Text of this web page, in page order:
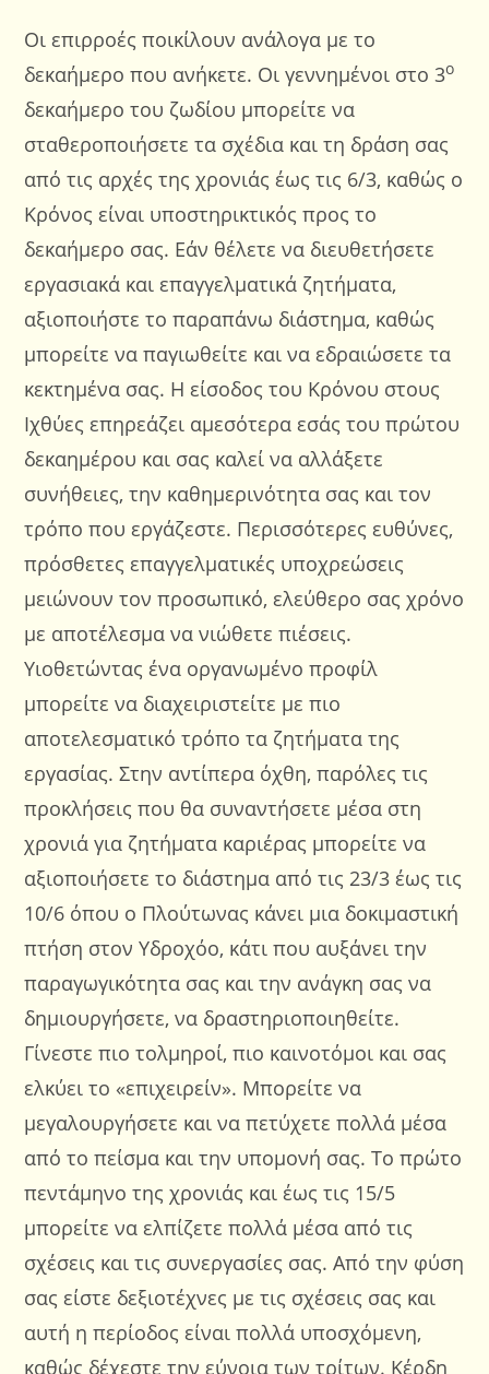
Οι επιρροές ποικίλουν ανάλογα με το
δεκαήμερο που ανήκετε. Οι γεννημένοι στο 3ο
δεκαήμερο του ζωδίου μπορείτε να
σταθεροποιήσετε τα σχέδια και τη δράση σας
από τις αρχές της χρονιάς έως τις 6/3, καθώς ο
Κρόνος είναι υποστηρικτικός προς το
δεκαήμερο σας. Εάν θέλετε να διευθετήσετε
εργασιακά και επαγγελματικά ζητήματα,
αξιοποιήστε το παραπάνω διάστημα, καθώς
μπορείτε να παγιωθείτε και να εδραιώσετε τα
κεκτημένα σας. Η είσοδος του Κρόνου στους
Ιχθύες επηρεάζει αμεσότερα εσάς του πρώτου
δεκαημέρου και σας καλεί να αλλάξετε
συνήθειες, την καθημερινότητα σας και τον
τρόπο που εργάζεστε. Περισσότερες ευθύνες,
πρόσθετες επαγγελματικές υποχρεώσεις
μειώνουν τον προσωπικό, ελεύθερο σας χρόνο
με αποτέλεσμα να νιώθετε πιέσεις.
Υιοθετώντας ένα οργανωμένο προφίλ
μπορείτε να διαχειριστείτε με πιο
αποτελεσματικό τρόπο τα ζητήματα της
εργασίας. Στην αντίπερα όχθη, παρόλες τις
προκλήσεις που θα συναντήσετε μέσα στη
χρονιά για ζητήματα καριέρας μπορείτε να
αξιοποιήσετε το διάστημα από τις 23/3 έως τις
10/6 όπου ο Πλούτωνας κάνει μια δοκιμαστική
πτήση στον Υδροχόο, κάτι που αυξάνει την
παραγωγικότητα σας και την ανάγκη σας να
δημιουργήσετε, να δραστηριοποιηθείτε.
Γίνεστε πιο τολμηροί, πιο καινοτόμοι και σας
ελκύει το «επιχειρείν». Μπορείτε να
μεγαλουργήσετε και να πετύχετε πολλά μέσα
από το πείσμα και την υπομονή σας. Το πρώτο
πεντάμηνο της χρονιάς και έως τις 15/5
μπορείτε να ελπίζετε πολλά μέσα από τις
σχέσεις και τις συνεργασίες σας. Από την φύση
σας είστε δεξιοτέχνες με τις σχέσεις σας και
αυτή η περίοδος είναι πολλά υποσχόμενη,
καθώς δέχεστε την εύνοια των τρίτων. Κέρδη